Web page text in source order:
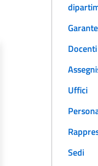
Docenti
Uffici
Sedi